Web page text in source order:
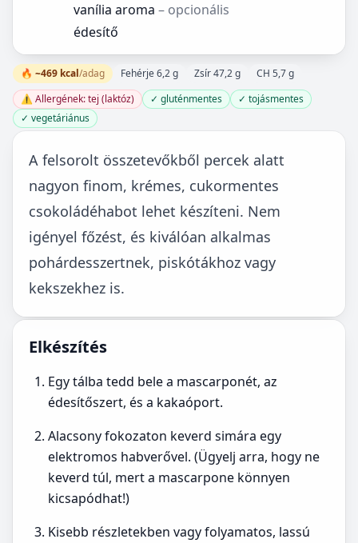
vanília aroma – opcionális
édesítő
🔥 ~469 kcal/adag Fehérje 6,2 g Zsír 47,2 g
CH 5,7 g
⚠️ Allergének: tej (laktóz)
✓ gluténmentes
✓ tojásmentes
✓ vegetáriánus
A felsorolt összetevőkből percek alatt
nagyon finom, krémes, cukormentes
csokoládéhabot lehet készíteni. Nem
igényel főzést, és kiválóan alkalmas
pohárdesszertnek, piskótákhoz vagy
kekszekhez is.
Elkészítés
Egy tálba tedd bele a mascarponét, az
édesítőszert, és a kakaóport.
Alacsony fokozaton keverd simára egy
elektromos habverővel. (Ügyelj arra, hogy ne
keverd túl, mert a mascarpone könnyen
kicsapódhat!)
Kisebb részletekben vagy folyamatos, lassú